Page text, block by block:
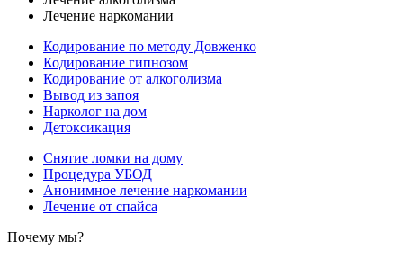
Лечение наркомании
Кодирование по методу Довженко
Кодирование гипнозом
Кодирование от алкоголизма
Вывод из запоя
Нарколог на дом
Детоксикация
Снятие ломки на дому
Процедура УБОД
Анонимное лечение наркомании
Лечение от спайса
Почему мы?